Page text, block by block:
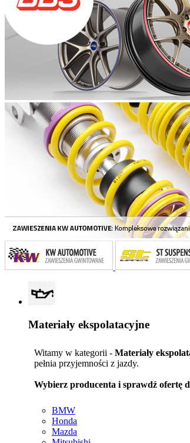
Materiały ekspolatacyjne
Witamy w kategorii - Materiały
pełnia przyjemności z jazdy.
Wybierz producenta i sprawdź ofertę
BMW
Honda
Mazda